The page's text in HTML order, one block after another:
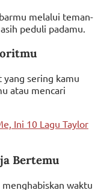
melalui teman-
peduli padamu.
sering kamu
atau mencari
Ini 10 Lagu Taylor
Bertemu
waktu